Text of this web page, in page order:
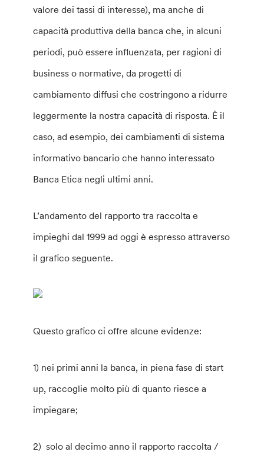
valore dei tassi di interesse), ma anche di
capacità produttiva della banca che, in alcuni
periodi, può essere influenzata, per ragioni di
business o normative, da progetti di
cambiamento diffusi che costringono a ridurre
leggermente la nostra capacità di risposta. È il
caso, ad esempio, dei cambiamenti di sistema
informativo bancario che hanno interessato
Banca Etica negli ultimi anni.
L’andamento del rapporto tra raccolta e
impieghi dal 1999 ad oggi è espresso attraverso
il grafico seguente.
Questo grafico ci offre alcune evidenze:
1) nei primi anni la banca, in piena fase di start
up, raccoglie molto più di quanto riesce a
impiegare;
2) solo al decimo anno il rapporto raccolta /